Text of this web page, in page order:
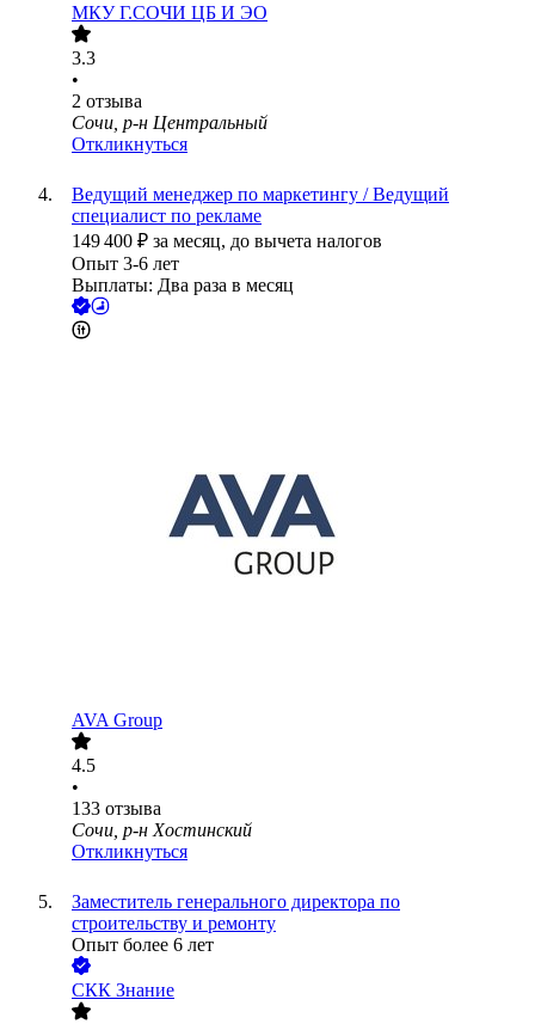
МКУ Г.СОЧИ ЦБ И ЭО
3.3
•
2 отзыва
Сочи, р-н Центральный
Откликнуться
Ведущий менеджер по маркетингу / Ведущий
специалист по рекламе
149 400 ₽ за месяц, до вычета налогов
Опыт 3-6 лет
Выплаты: Два раза в месяц
AVA Group
4.5
•
133 отзыва
Сочи, р-н Хостинский
Откликнуться
Заместитель генерального директора по
строительству и ремонту
Опыт более 6 лет
СКК Знание